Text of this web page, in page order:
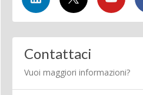
Contattaci
Vuoi maggiori informazioni?